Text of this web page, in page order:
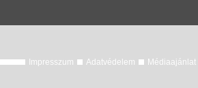
Impresszum Adatvédelem Médiaajánlat